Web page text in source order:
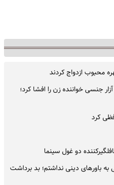
محبوب ازدواج کردند
جنسی خواننده زن را افشا کرد؛
کرد
دو غول سینما
باورهای دینی نداشتم؛ بد برداشت